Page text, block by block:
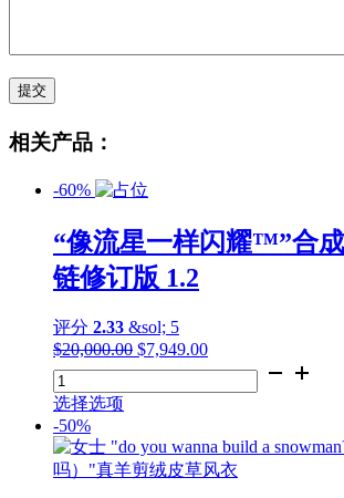
相关产品：
-60%
“像流星一样闪耀™”合
链修订版 1.2
评分 2.33 &sol; 5
$20,000.00 原
价
为：
$7,949.00当
前
价
为：
$7,949.00。
"像
流
星
一
样
选择选项
-50%